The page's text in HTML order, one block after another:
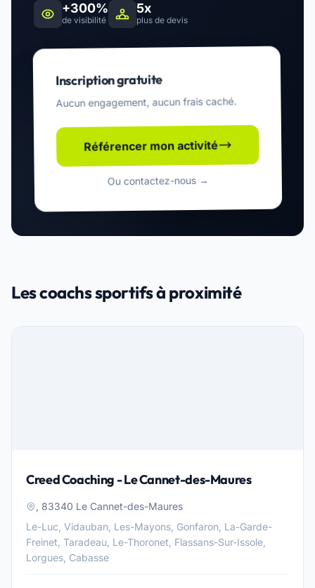
+300%
de visibilité
5x
plus de devis
Inscription gratuite
Aucun engagement, aucun frais caché.
Référencer mon activité
Ou contactez-nous →
Les coachs sportifs à proximité
Creed Coaching - Le Cannet-des-Maures
, 83340 Le Cannet-des-Maures
Le-Luc, Vidauban, Les-Mayons, Gonfaron, La-Garde-
Freinet, Taradeau, Le-Thoronet, Flassans-Sur-Issole,
Lorgues, Cabasse